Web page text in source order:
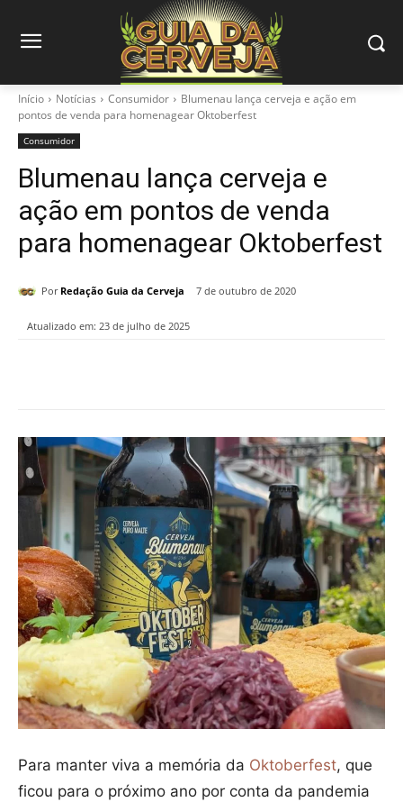
Início Notícias Consumidor
Blumenau lança cerveja e ação em
pontos de venda para homenagear Oktoberfest
Consumidor
Blumenau lança cerveja e
ação em pontos de venda
para homenagear Oktoberfest
Por Redação Guia da Cerveja 7 de outubro de 2020
Atualizado em: 23 de julho de 2025
Para manter viva a memória da Oktoberfest, que
ficou para o próximo ano por conta da pandemia